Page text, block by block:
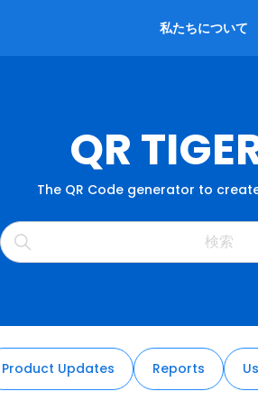
私たちについて
QR
The QR Code generator to
Product Updates Reports